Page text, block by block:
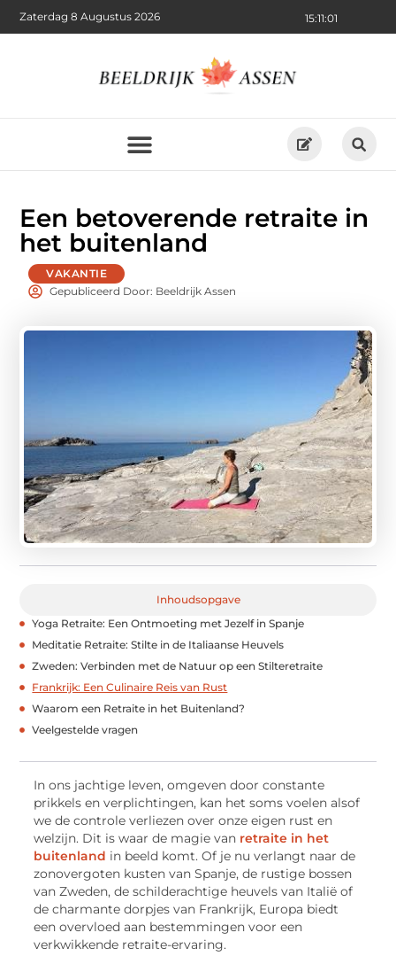
15:11:02
Zaterdag 8 Augustus 2026
Een betoverende retraite in
het buitenland
VAKANTIE
Gepubliceerd Door: Beeldrijk Assen
Inhoudsopgave
Yoga Retraite: Een Ontmoeting met Jezelf in Spanje
Meditatie Retraite: Stilte in de Italiaanse Heuvels
Zweden: Verbinden met de Natuur op een Stilteretraite
Frankrijk: Een Culinaire Reis van Rust
Waarom een Retraite in het Buitenland?
Veelgestelde vragen
In ons jachtige leven, omgeven door constante
prikkels en verplichtingen, kan het soms voelen alsof
we de controle verliezen over onze eigen rust en
welzijn. Dit is waar de magie van retraite in het
buitenland in beeld komt. Of je nu verlangt naar de
zonovergoten kusten van Spanje, de rustige bossen
van Zweden, de schilderachtige heuvels van Italië of
de charmante dorpjes van Frankrijk, Europa biedt
een overvloed aan bestemmingen voor een
verkwikkende retraite-ervaring.